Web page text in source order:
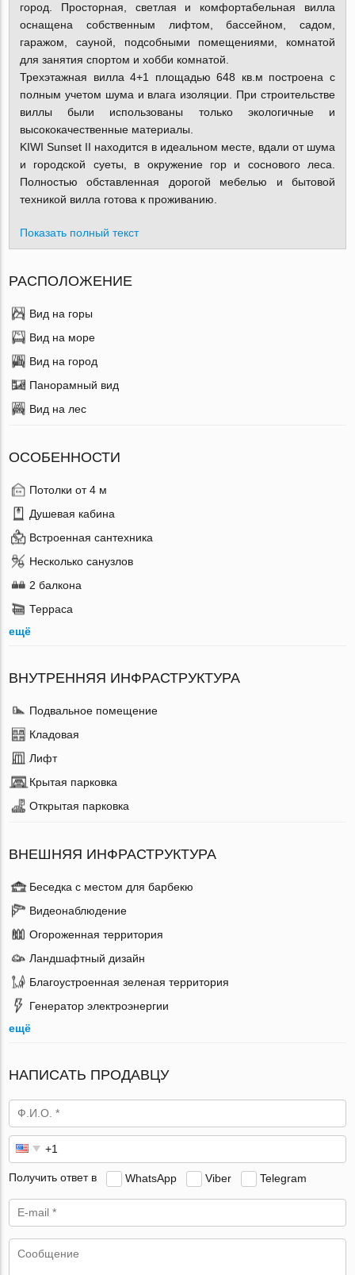
город. Просторная, светлая и комфортабельная вилла
оснащена собственным лифтом, бассейном, садом,
гаражом, сауной, подсобными помещениями, комнатой
для занятия спортом и хобби комнатой.
Трехэтажная вилла 4+1 площадью 648 кв.м построена с
полным учетом шума и влага изоляции. При строительстве
виллы были использованы только экологичные и
высококачественные материалы.
KIWI Sunset II находится в идеальном месте, вдали от шума
и городской суеты, в окружение гор и соснового леса.
Полностью обставленная дорогой мебелью и бытовой
техникой вилла готова к проживанию.
Показать полный текст
РАСПОЛОЖЕНИЕ
Вид на горы
Вид на море
Вид на город
Панорамный вид
Вид на лес
ОСОБЕННОСТИ
Потолки от 4 м
Душевая кабина
Встроенная сантехника
Несколько санузлов
2 балкона
Терраса
ещё
ВНУТРЕННЯЯ ИНФРАСТРУКТУРА
Подвальное помещение
Кладовая
Лифт
Крытая парковка
Открытая парковка
ВНЕШНЯЯ ИНФРАСТРУКТУРА
Беседка с местом для барбекю
Видеонаблюдение
Огороженная территория
Ландшафтный дизайн
Благоустроенная зеленая территория
Генератор электроэнергии
ещё
НАПИСАТЬ ПРОДАВЦУ
Получить ответ в WhatsApp Viber Telegram